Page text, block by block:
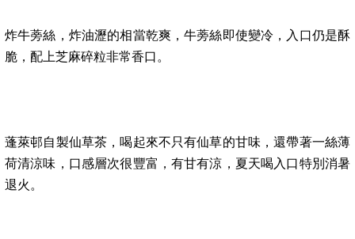
炸牛蒡絲，炸油瀝的相當乾爽，牛蒡絲即使變冷，入口仍是酥
脆，配上芝麻碎粒非常香口。
蓬萊邨自製仙草茶，喝起來不只有仙草的甘味，還帶著一絲薄
荷清涼味，口感層次很豐富，有甘有涼，夏天喝入口特別消暑
退火。